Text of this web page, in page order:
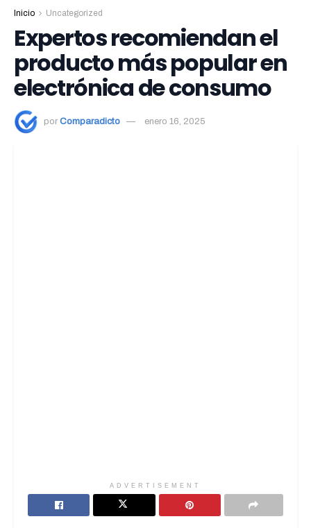
Inicio Uncategorized
Expertos recomiendan el
producto más popular en
electrónica de consumo
por Comparadicto enero 16, 2025
ADVERTISEMENT